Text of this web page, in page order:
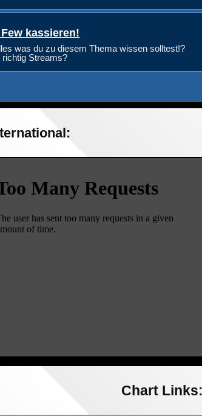
kassieren!
was du zu diesem Thema wissen solltest!?
Streams?
Chart Links: